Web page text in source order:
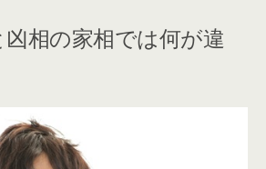
相の家相では何が違